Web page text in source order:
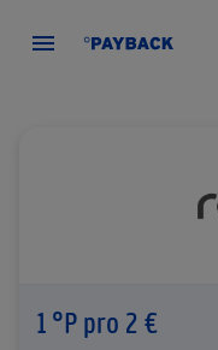
1 °P pro 2 €